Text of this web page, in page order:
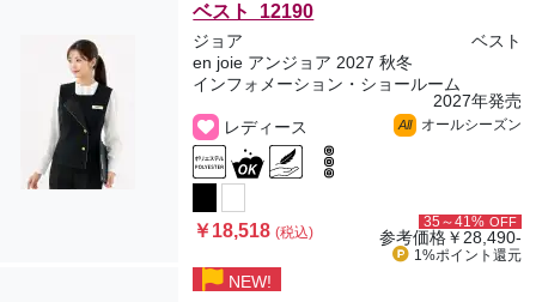
ベスト 12190
ジョア
ベスト
en joie アンジョア 2027 秋冬
インフォメーション・ショールーム
2027年発売
レディース
All オールシーズン
￥18,518(税込)
35～41% OFF
参考価格￥28,490-
1%ポイント 還元
NEW!